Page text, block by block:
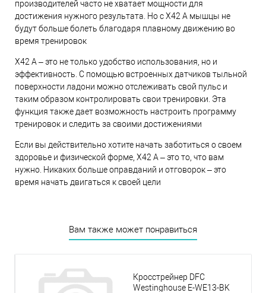
производителей часто не хватает мощности для
достижения нужного результата. Но с X42 A мышцы не
будут больше болеть благодаря плавному движению во
время тренировок
X42 A – это не только удобство использования, но и
эффективность. С помощью встроенных датчиков тыльной
поверхности ладони можно отслеживать свой пульс и
таким образом контролировать свои тренировки. Эта
функция также дает возможность настроить программу
тренировок и следить за своими достижениями
Если вы действительно хотите начать заботиться о своем
здоровье и физической форме, X42 A – это то, что вам
нужно. Никаких больше оправданий и отговорок – это
время начать двигаться к своей цели
Вам также может понравиться
Кросстрейнер DFC
Westinghouse E-WE13-BK